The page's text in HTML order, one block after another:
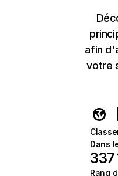
afin
votre
Dans
337
Rang